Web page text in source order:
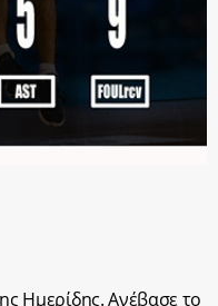
Ημερίδης. Ανέβασε το